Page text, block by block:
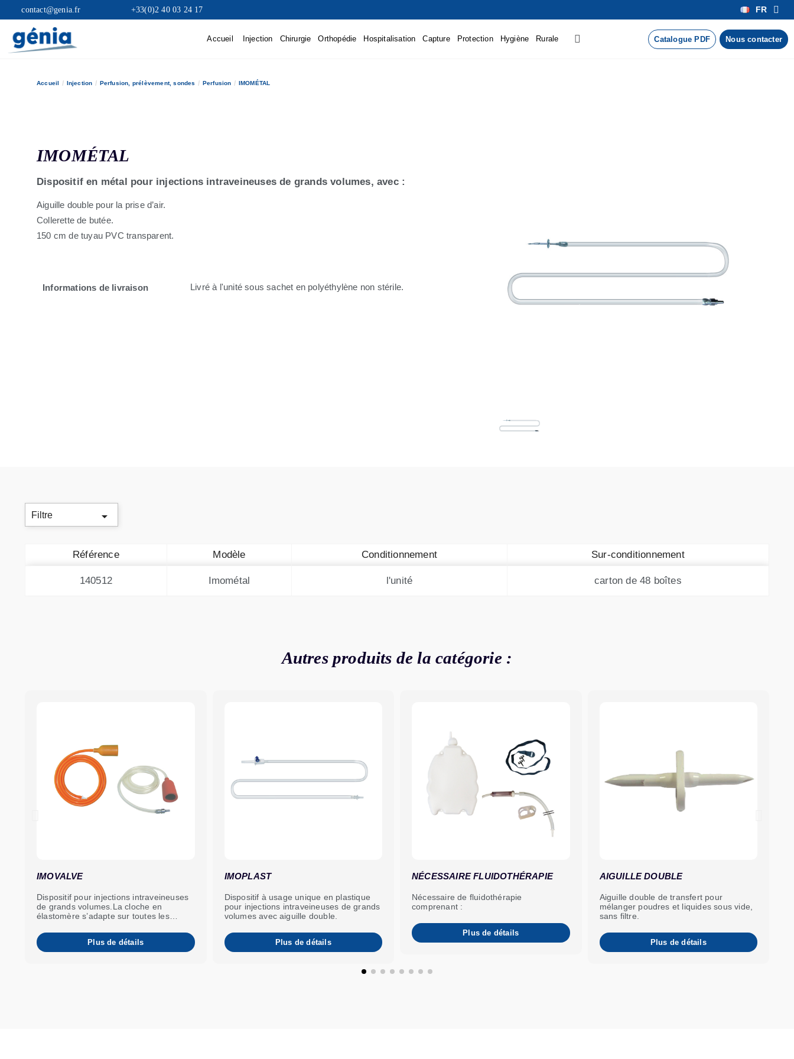
+33(0)2 40 03 24 17
contact@genia.fr FR
Accueil Injection Chirurgie Orthopédie Hospitalisation Capture Protection Hygiène Rurale Catalogue PDF Nous contacter
Accueil Injection Perfusion, prélèvement, sondes Perfusion IMOMÉTAL
IMOMÉTAL
Dispositif en métal pour injections intraveineuses de grands volumes, avec :
Aiguille double pour la prise d’air.
Collerette de butée.
150 cm de tuyau PVC transparent.
Informations de livraison Livré à l'unité sous sachet en polyéthylène non stérile.
Filtre 
Référence Modèle Conditionnement Sur-conditionnement
140512 Imométal l'unité carton de 48 boîtes
Autres produits de la catégorie :
IMOVALVE
Dispositif pour injections intraveineuses
de grands volumes.La cloche en
élastomère s’adapte sur toutes les
prise d’air incorporée.
Plus de détails
IMOPLAST
Dispositif à usage unique en plastique
pour injections intraveineuses de grands
volumes avec aiguille double.
Plus de détails
NÉCESSAIRE FLUIDOTHÉRAPIE
Nécessaire de fluidothérapie
comprenant :
Plus de détails
AIGUILLE DOUBLE
Aiguille double de transfert pour
mélanger poudres et liquides sous vide,
sans filtre.
Plus de détails